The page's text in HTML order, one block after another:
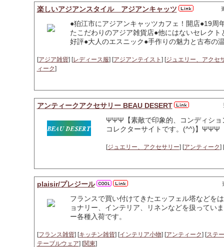
楽しいアジアンスタイル アジアンキャッツ
●狛江市にアジアンキャッツカフェ！開店●19周
たこだわりのアジア雑貨店●他にはないセレク
好評●大人のエスニック●手作りの魅力と古布の
[アジア雑貨] [レディース服] [アジアンテイスト ] [ジュエリー、アクセ
ィーク]
アンティークアクセサリー BEAU DESERT
ΨΨΨ【素敵で印象的、コンディショ
コレクターサイトです。(^^)】ΨΨΨ
[ジュエリー、アクセサリー] [アンティーク] [
plaisir/プレジール
フランスで買い付けてきたエッフェル塔などを
ョナリー、インテリア、リネンなどを扱ってい
ー各種入荷です。
[フランス雑貨] [キッチン雑貨] [インテリア小物] [アンティーク] [ステ
テーブルウェア] [関東]